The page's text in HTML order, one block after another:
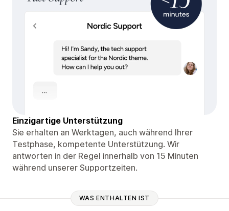
Einzigartige Unterstützung
Sie erhalten an Werktagen, auch während Ihrer
Testphase, kompetente Unterstützung. Wir
antworten in der Regel innerhalb von 15 Minuten
während unserer Supportzeiten.
WAS ENTHALTEN IST